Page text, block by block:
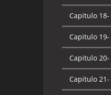
Capitulo 18-
Capitulo 19-
Capitulo 20-
Capitulo 21-